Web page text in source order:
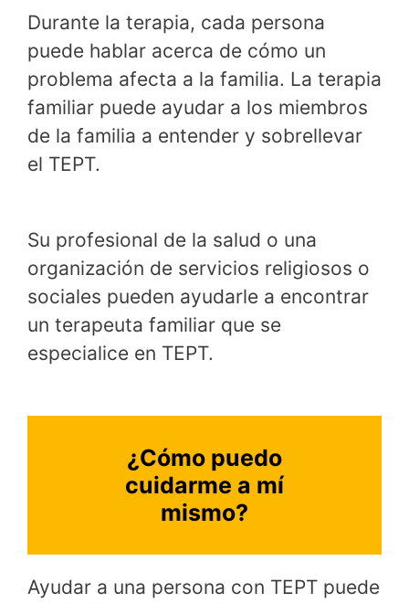
Durante la terapia, cada persona
puede hablar acerca de cómo un
problema afecta a la familia. La terapia
familiar puede ayudar a los miembros
de la familia a entender y sobrellevar
el TEPT.
Su profesional de la salud o una
organización de servicios religiosos o
sociales pueden ayudarle a encontrar
un terapeuta familiar que se
especialice en TEPT.
¿Cómo puedo
cuidarme a mí
mismo?
Ayudar a una persona con TEPT puede